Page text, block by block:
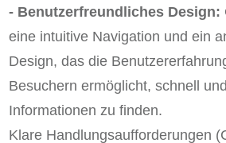
- Benutzerfreundliches Design:
eine intuitive Navigation und ein
Design, das die
Besuchern ermöglicht, schnell
Informationen zu finden.
Klare Handlungsaufforderungen